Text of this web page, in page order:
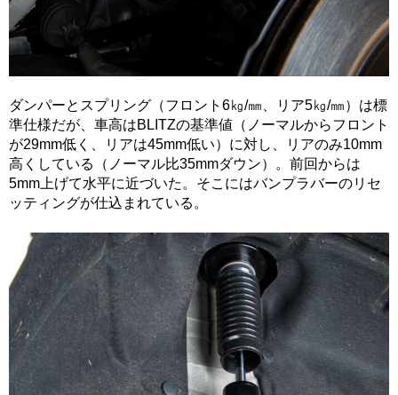
ダンパーとスプリング（フロント6㎏/㎜、リア5㎏/㎜）は標
準仕様だが、車高はBLITZの基準値（ノーマルからフロント
が29mm低く、リアは45mm低い）に対し、リアのみ10mm
高くしている（ノーマル比35mmダウン）。前回からは
5mm上げて水平に近づいた。そこにはバンプラバーのリセ
ッティングが仕込まれている。